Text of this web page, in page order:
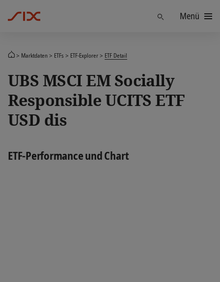
FindenMenü
Marktdaten ETFs ETF-Explorer ETF Detail
UBS MSCI EM Socially
Responsible UCITS ETF
USD dis
ETF-Performance und Chart